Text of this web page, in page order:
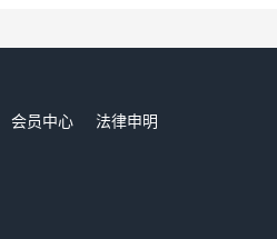
会员中心
法律申明